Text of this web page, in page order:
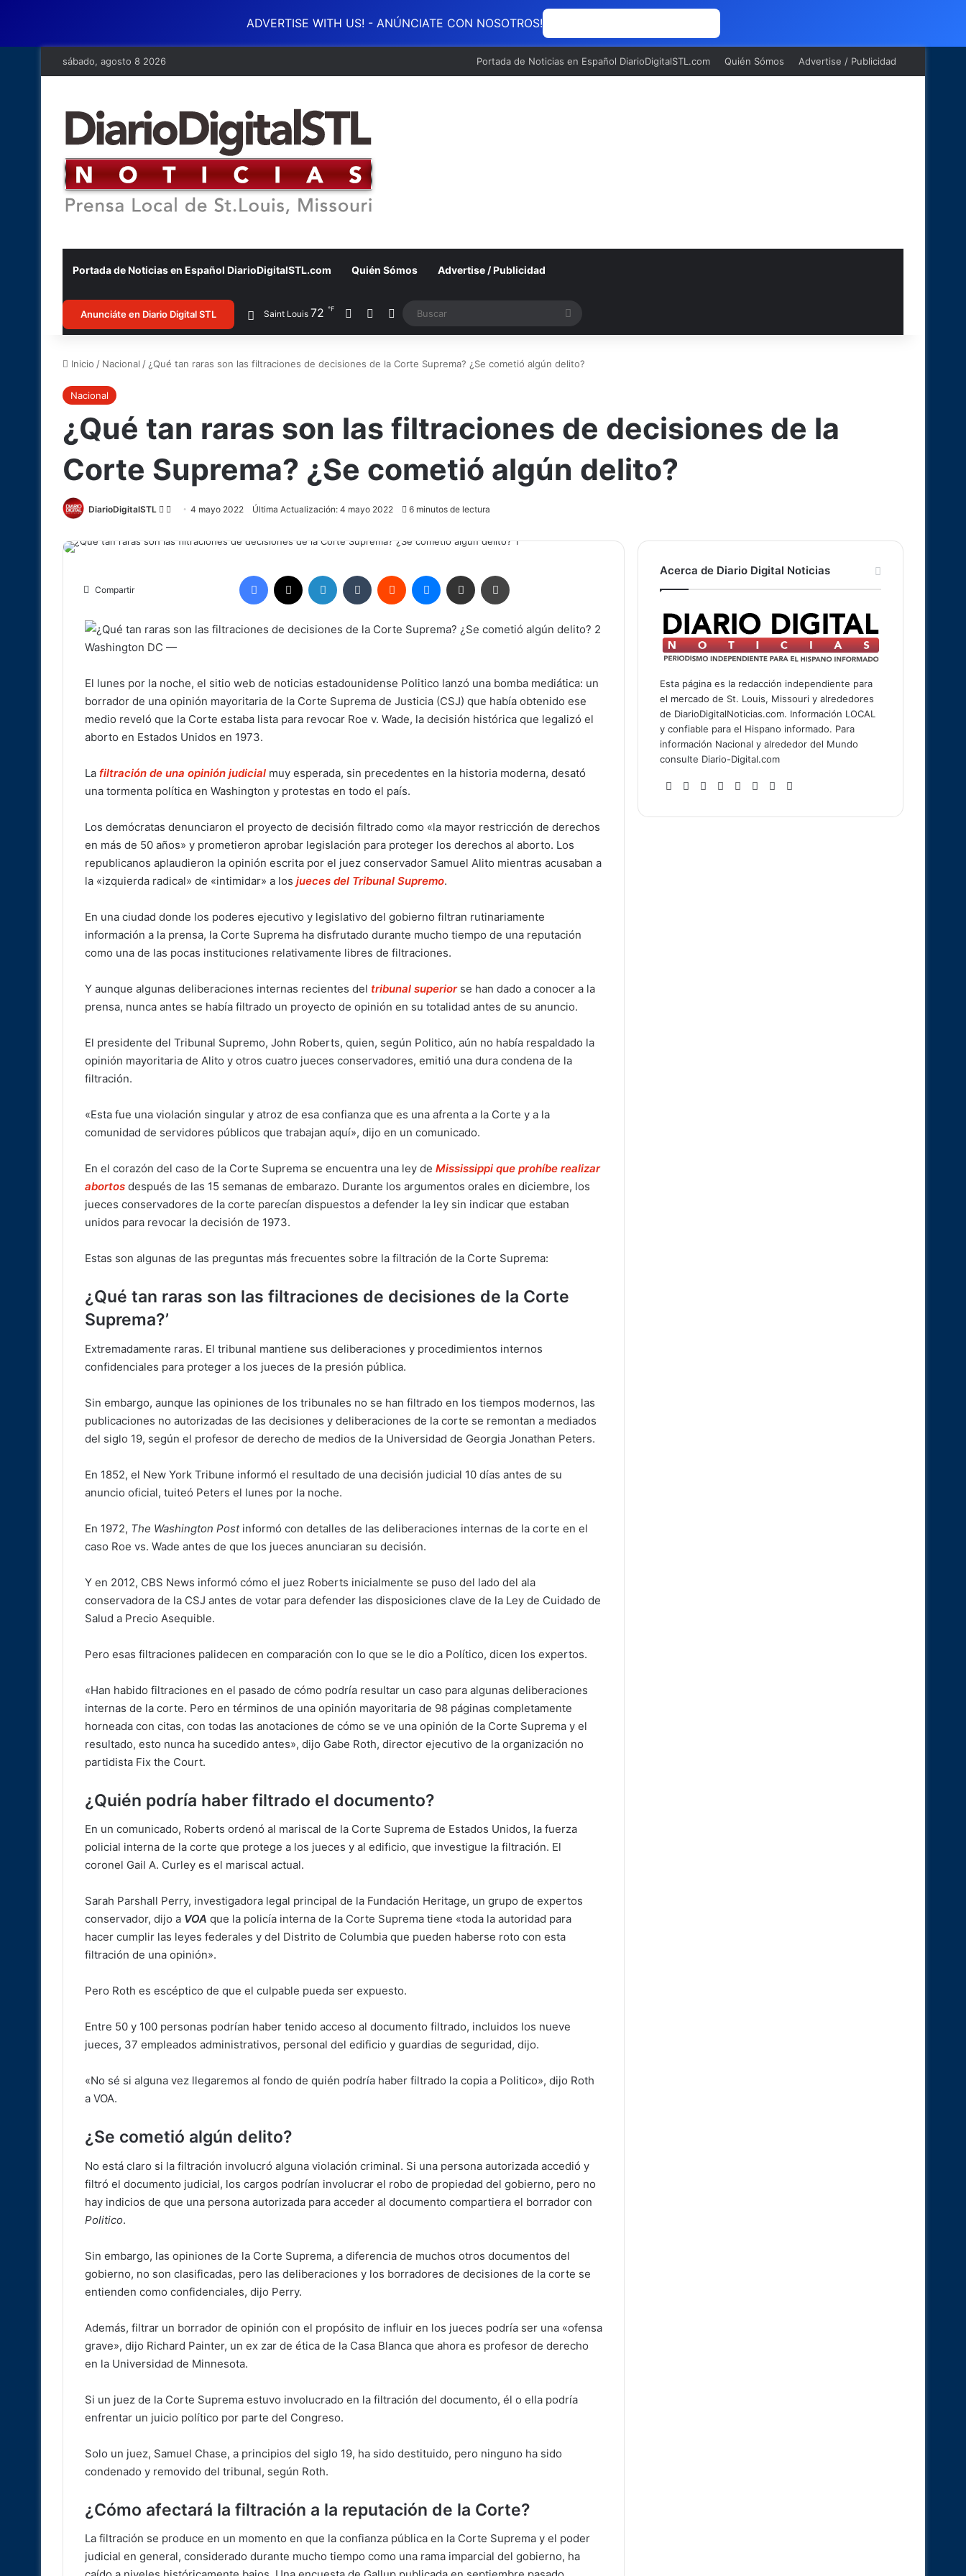
ADVERTISE WITH US! - ANÚNCIATE CON NOSOTROS!
sábado, agosto 8 2026 Portada de Noticias en Español DiarioDigitalSTL.com Quién Sómos Advertise / Publicidad
Portada de Noticias en Español DiarioDigitalSTL.com Quién Sómos Advertise / Publicidad
Anunciáte en Diario Digital STL Saint Louis 72 ℉ AccesoBarra lateral
Switch skin
Inicio / Nacional / ¿Qué tan raras son las filtraciones de decisiones de la Corte Suprema? ¿Se cometió algún delito?
Nacional
¿Qué tan raras son las filtraciones de decisiones de la
Corte Suprema? ¿Se cometió algún delito?
DiarioDigitalSTL
Follow
X
Send
email
4 mayo 2022 Última Actualización: 4 mayo 2022 6 minutos de lectura
Compartir
Washington DC —
El lunes por la noche, el sitio web de noticias estadounidense Politico lanzó una bomba mediática: un
borrador de una opinión mayoritaria de la Corte Suprema de Justicia (CSJ) que había obtenido ese
medio reveló que la Corte estaba lista para revocar Roe v. Wade, la decisión histórica que legalizó el
aborto en Estados Unidos en 1973.
La filtración de una opinión judicial muy esperada, sin precedentes en la historia moderna, desató
una tormenta política en Washington y protestas en todo el país.
Los demócratas denunciaron el proyecto de decisión filtrado como «la mayor restricción de derechos
en más de 50 años» y prometieron aprobar legislación para proteger los derechos al aborto. Los
republicanos aplaudieron la opinión escrita por el juez conservador Samuel Alito mientras acusaban a
la «izquierda radical» de «intimidar» a los jueces del Tribunal Supremo.
En una ciudad donde los poderes ejecutivo y legislativo del gobierno filtran rutinariamente
información a la prensa, la Corte Suprema ha disfrutado durante mucho tiempo de una reputación
como una de las pocas instituciones relativamente libres de filtraciones.
Y aunque algunas deliberaciones internas recientes del tribunal superiorse han dado a conocer a la
prensa, nunca antes se había filtrado un proyecto de opinión en su totalidad antes de su anuncio.
El presidente del Tribunal Supremo, John Roberts, quien, según Politico, aún no había respaldado la
opinión mayoritaria de Alito y otros cuatro jueces conservadores, emitió una dura condena de la
filtración.
«Esta fue una violación singular y atroz de esa confianza que es una afrenta a la Corte y a la
comunidad de servidores públicos que trabajan aquí», dijo en un comunicado.
En el corazón del caso de la Corte Suprema se encuentra una ley de Mississippi que prohíbe realizar
abortos después de las 15 semanas de embarazo. Durante los argumentos orales en diciembre, los
jueces conservadores de la corte parecían dispuestos a defender la ley sin indicar que estaban
unidos para revocar la decisión de 1973.
Estas son algunas de las preguntas más frecuentes sobre la filtración de la Corte Suprema:
¿Qué tan raras son las filtraciones de decisiones de la Corte
Suprema?’
Extremadamente raras. El tribunal mantiene sus deliberaciones y procedimientos internos
confidenciales para proteger a los jueces de la presión pública.
Sin embargo, aunque las opiniones de los tribunales no se han filtrado en los tiempos modernos, las
publicaciones no autorizadas de las decisiones y deliberaciones de la corte se remontan a mediados
del siglo 19, según el profesor de derecho de medios de la Universidad de Georgia Jonathan Peters.
En 1852, el New York Tribune informó el resultado de una decisión judicial 10 días antes de su
anuncio oficial, tuiteó Peters el lunes por la noche.
En 1972, The Washington Postinformó con detalles de las deliberaciones internas de la corte en el
caso Roe vs. Wade antes de que los jueces anunciaran su decisión.
Y en 2012, CBS News informó cómo el juez Roberts inicialmente se puso del lado del ala
conservadora de la CSJ antes de votar para defender las disposiciones clave de la Ley de Cuidado de
Salud a Precio Asequible.
Pero esas filtraciones palidecen en comparación con lo que se le dio a Político, dicen los expertos.
«Han habido filtraciones en el pasado de cómo podría resultar un caso para algunas deliberaciones
internas de la corte. Pero en términos de una opinión mayoritaria de 98 páginas completamente
horneada con citas, con todas las anotaciones de cómo se ve una opinión de la Corte Suprema y el
resultado, esto nunca ha sucedido antes», dijo Gabe Roth, director ejecutivo de la organización no
partidista Fix the Court.
¿Quién podría haber filtrado el documento?
En un comunicado, Roberts ordenó al mariscal de la Corte Suprema de Estados Unidos, la fuerza
policial interna de la corte que protege a los jueces y al edificio, que investigue la filtración. El
coronel Gail A. Curley es el mariscal actual.
Sarah Parshall Perry, investigadora legal principal de la Fundación Heritage, un grupo de expertos
conservador, dijo a VOA que la policía interna de la Corte Suprema tiene «toda la autoridad para
hacer cumplir las leyes federales y del Distrito de Columbia que pueden haberse roto con esta
filtración de una opinión».
Pero Roth es escéptico de que el culpable pueda ser expuesto.
Entre 50 y 100 personas podrían haber tenido acceso al documento filtrado, incluidos los nueve
jueces, 37 empleados administrativos, personal del edificio y guardias de seguridad, dijo.
«No sé si alguna vez llegaremos al fondo de quién podría haber filtrado la copia a Politico», dijo Roth
a VOA.
¿Se cometió algún delito?
No está claro si la filtración involucró alguna violación criminal. Si una persona autorizada accedió y
filtró el documento judicial, los cargos podrían involucrar el robo de propiedad del gobierno, pero no
hay indicios de que una persona autorizada para acceder al documento compartiera el borrador con
Politico.
Sin embargo, las opiniones de la Corte Suprema, a diferencia de muchos otros documentos del
gobierno, no son clasificadas, pero las deliberaciones y los borradores de decisiones de la corte se
entienden como confidenciales, dijo Perry.
Además, filtrar un borrador de opinión con el propósito de influir en los jueces podría ser una «ofensa
grave», dijo Richard Painter, un ex zar de ética de la Casa Blanca que ahora es profesor de derecho
en la Universidad de Minnesota.
Si un juez de la Corte Suprema estuvo involucrado en la filtración del documento, él o ella podría
enfrentar un juicio político por parte del Congreso.
Solo un juez, Samuel Chase, a principios del siglo 19, ha sido destituido, pero ninguno ha sido
condenado y removido del tribunal, según Roth.
¿Cómo afectará la filtración a la reputación de la Corte?
La filtración se produce en un momento en que la confianza pública en la Corte Suprema y el poder
judicial en general, considerado durante mucho tiempo como una rama imparcial del gobierno, ha
Acerca de Diario Digital Noticias
Esta página es la redacción independiente para
el mercado de St. Louis, Missouri y alrededores
de DiarioDigitalNoticias.com. Información LOCAL
y confiable para el Hispano informado. Para
información Nacional y alrededor del Mundo
consulte Diario-Digital.com
Fa
bo
X
Lin
dIn
Yo
ub
Re
t
Tu
lr
So
dCl ra